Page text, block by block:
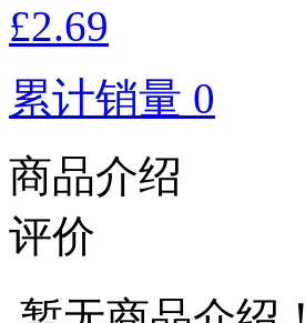
£2.69
累计销量 0
商品介绍
评价